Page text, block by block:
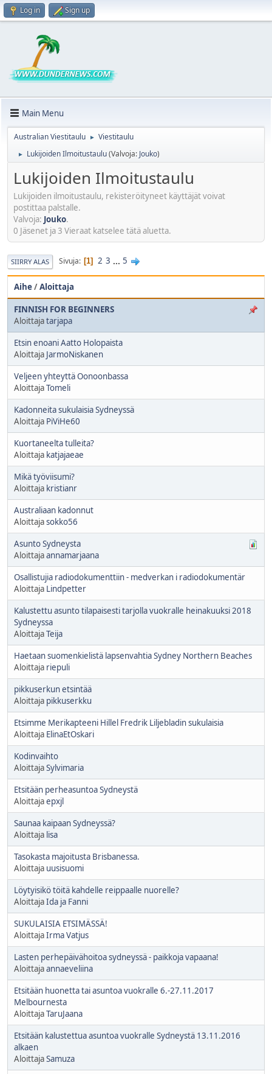
Log in Sign up
Main Menu
Australian Viestitaulu ► Viestitaulu
► Lukijoiden Ilmoitustaulu(Valvoja: Jouko)
Lukijoiden Ilmoitustaulu
Lukijoiden ilmoitustaulu, rekisteröityneet käyttäjät voivat
postittaa palstalle.
Valvoja: Jouko.
0 Jäsenet ja 3 Vieraat katselee tätä aluetta.
SIIRRY ALAS Sivuja 1 2 3 ... 5
Aihe/Aloittaja
FINNISH FOR BEGINNERS
Aloittajatarjapa
Etsin enoani Aatto Holopaista
Aloittaja JarmoNiskanen
Veljeen yhteyttä Oonoonbassa
AloittajaTomeli
Kadonneita sukulaisia Sydneyssä
Aloittaja PiViHe60
Kuortaneelta tulleita?
Aloittaja katjajaeae
Mikä työviisumi?
Aloittaja kristianr
Australiaan kadonnut
Aloittajasokko56
Asunto Sydneysta
Aloittajaannamarjaana
Osallistujia radiodokumenttiin - medverkan i radiodokumentär
Aloittaja Lindpetter
Kalustettu asunto tilapaisesti tarjolla vuokralle heinakuuksi 2018
Sydneyssa
AloittajaTeija
Haetaan suomenkielistä lapsenvahtia Sydney Northern Beaches
Aloittaja riepuli
pikkuserkun etsintää
Aloittaja pikkuserkku
Etsimme Merikapteeni Hillel Fredrik Liljebladin sukulaisia
Aloittaja ElinaEtOskari
Kodinvaihto
AloittajaSylvimaria
Etsitään perheasuntoa Sydneystä
Aloittajaepxjl
Saunaa kaipaan Sydneyssä?
Aloittaja lisa
Tasokasta majoitusta Brisbanessa.
Aloittaja uusisuomi
Löytyisikö töitä kahdelle reippaalle nuorelle?
AloittajaIda ja Fanni
SUKULAISIA ETSIMÄSSÄ!
AloittajaIrma Vatjus
Lasten perhepäivähoitoa sydneyssä - paikkoja vapaana!
Aloittajaannaeveliina
Etsitään huonetta tai asuntoa vuokralle 6.-27.11.2017
Melbournesta
AloittajaTaruJaana
Etsitään kalustettua asuntoa vuokralle Sydneystä 13.11.2016
alkaen
AloittajaSamuza